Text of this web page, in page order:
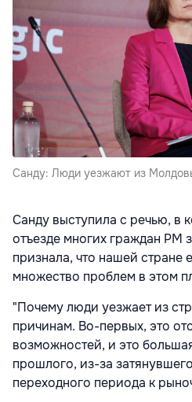
Санду: Люди уезжают из
Санду выступила с речью, в
отъезде многих граждан РМ
признала, что нашей стране
множество проблем в этом
"Почему люди уезжает из
причинам. Во-первых, это
возможностей, и это
прошлого, из-за
переходного периода к